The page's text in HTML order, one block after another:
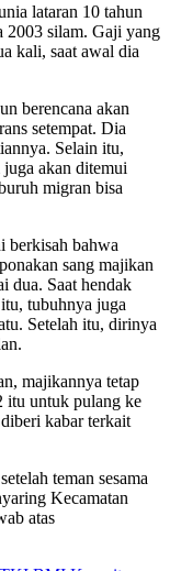
lataran 10 tahun
2003 silam. Gaji yang
kali, saat awal dia
berencana akan
setempat. Dia
Selain itu,
akan ditemui
migran bisa
berkisah bahwa
sang majikan
dua. Saat hendak
tubuhnya juga
Setelah itu, dirinya
majikannya tetap
itu untuk pulang ke
kabar terkait
teman sesama
Kecamatan
atas